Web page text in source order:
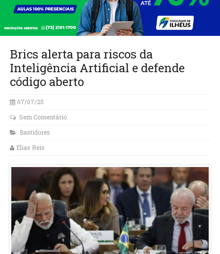
Brics alerta para riscos da
Inteligência Artificial e defende
código aberto
07/07/25
Sem Comentário
Bastidores
Elias Reis